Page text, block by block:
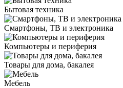
Бытовая техника
Смартфоны, ТВ и электроника
Компьютеры и периферия
Товары для дома, бакалея
Мебель